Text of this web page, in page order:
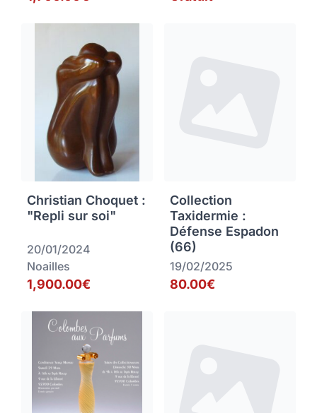
Christian Choquet :
"Repli sur soi"
20/01/2024
Noailles
1,900.00€
Collection
Taxidermie :
Défense Espadon
(66)
19/02/2025
80.00€